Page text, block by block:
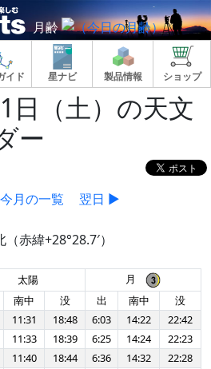
月齢
イド 星ナビ 製品情報 ショップ
日（土）の天文
ー
今月の一覧 翌日 ▶
赤緯+28°28.7′）
太陽
月
南中 没 出 南中
没
11:31 18:48 6:03 14:22
22:42
11:33 18:39 6:25 14:24
22:23
11:40 18:44 6:36 14:32
22:28